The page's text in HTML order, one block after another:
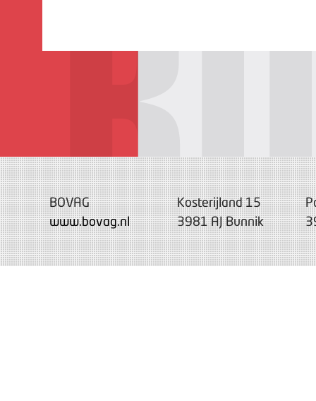
BOVAG
www.bovag.nl
Kosterijland 15
3981 AJ Bunnik